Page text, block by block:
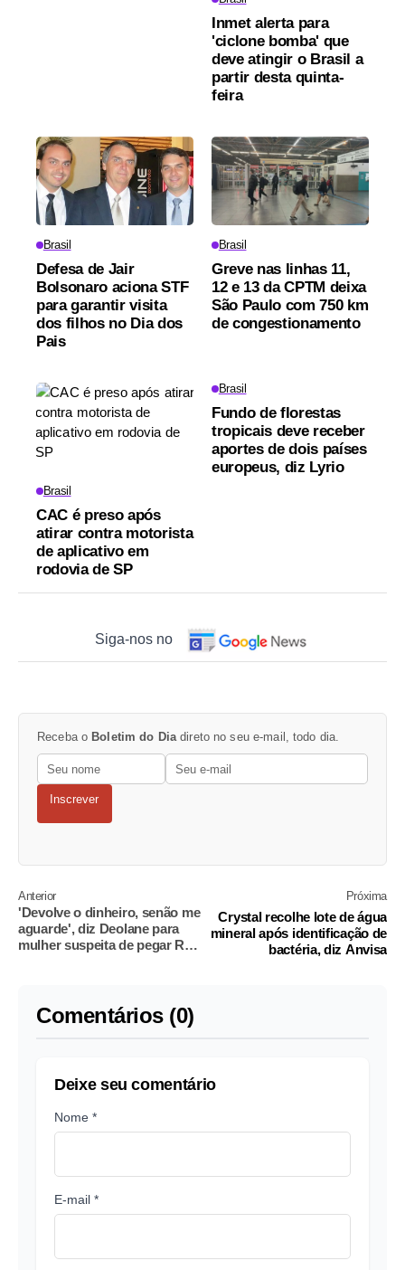
Inmet alerta para
'ciclone bomba' que
deve atingir o Brasil a
partir desta quinta-
feira
Brasil
Defesa de Jair
Bolsonaro aciona STF
para garantir visita
dos filhos no Dia dos
Pais
Brasil
Greve nas linhas 11,
12 e 13 da CPTM deixa
São Paulo com 750 km
de congestionamento
Brasil
CAC é preso após
atirar contra motorista
de aplicativo em
rodovia de SP
Brasil
Fundo de florestas
tropicais deve receber
aportes de dois países
europeus, diz Lyrio
Siga-nos no
Receba o Boletim do Dia direto no seu e-mail, todo dia.
Inscrever
Anterior
'Devolve o dinheiro, senão me
aguarde', diz Deolane para
mulher suspeita de pegar R$
Próxima
Crystal recolhe lote de água
mineral após identificação de
bactéria, diz Anvisa
Comentários (0)
Deixe seu comentário
Nome *
E-mail *